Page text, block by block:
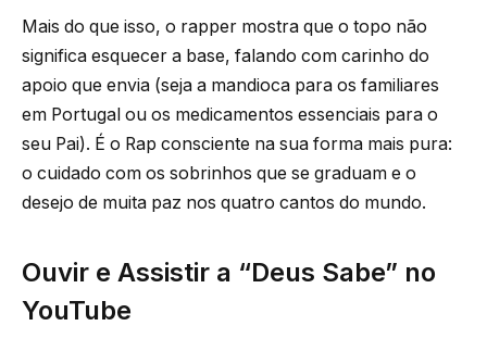
Mais do que isso, o rapper mostra que o topo não
significa esquecer a base, falando com carinho do
apoio que envia (seja a mandioca para os familiares
em Portugal ou os medicamentos essenciais para o
seu Pai). É o Rap consciente na sua forma mais pura:
o cuidado com os sobrinhos que se graduam e o
desejo de muita paz nos quatro cantos do mundo.
Ouvir e Assistir a “Deus Sabe” no
YouTube